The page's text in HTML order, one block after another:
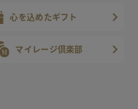
心を込めたギフト
マイレージ倶楽部